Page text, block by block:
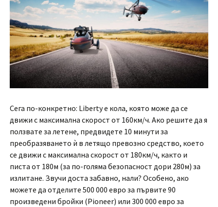
Сега по-конкретно: Liberty е кола, която може да се
движи с максимална скорост от 160км/ч. Ако решите да я
ползвате за летене, предвидете 10 минути за
преобразяването ѝ в летящо превозно средство, което
се движи с максимална скорост от 180км/ч, както и
писта от 180м (за по-голяма безопасност дори 280м) за
излитане. Звучи доста забавно, нали? Особено, ако
можете да отделите 500 000 евро за първите 90
произведени бройки (Pioneer) или 300 000 евро за